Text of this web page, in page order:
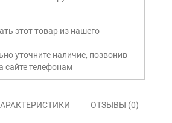
этот товар из нашего
уточните наличие, позвонив
сайте телефонам
ОТЗЫВЫ (0)